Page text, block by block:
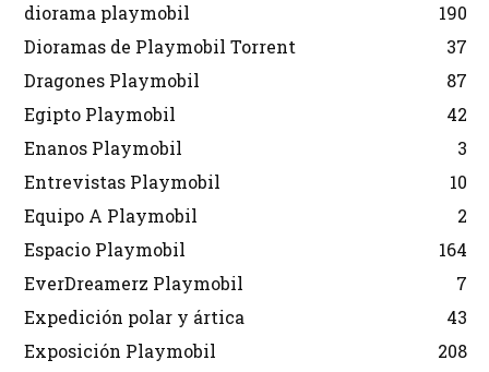
diorama playmobil
190
Dioramas de Playmobil Torrent
37
Dragones Playmobil
87
Egipto Playmobil
42
Enanos Playmobil
3
Entrevistas Playmobil
10
Equipo A Playmobil
2
Espacio Playmobil
164
EverDreamerz Playmobil
7
Expedición polar y ártica
43
Exposición Playmobil
208